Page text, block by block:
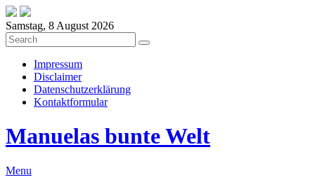
Samstag, 8 August 2026
Impressum
Disclaimer
Datenschutzerklärung
Kontaktformular
Manuelas bunte Welt
Menu